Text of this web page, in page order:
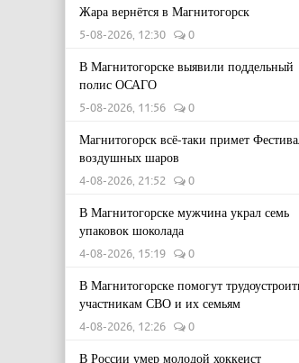
Жара вернётся в Магнитогорск
5-08-2026, 12:30 0
В Магнитогорске выявили поддельный
полис ОСАГО
5-08-2026, 11:56 0
Магнитогорск всё-таки примет
воздушных шаров
4-08-2026, 21:52 0
В Магнитогорске мужчина украл семь
упаковок шоколада
4-08-2026, 15:19 0
В Магнитогорске помогут
участникам СВО и их семьям
4-08-2026, 12:26 0
В России умер молодой хоккеист